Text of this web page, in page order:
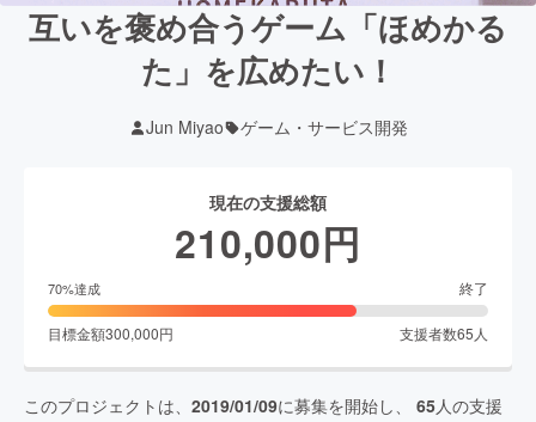
互いを褒め合うゲーム「ほめかる
た」を広めたい！
Jun Miyao ゲーム・サービス開発
現在の支援総額
210,000円
70%達成 終了
目標金額300,000円 支援者数65 人
このプロジェクトは、 2019/01/09に募集を開始し、 65人の支援